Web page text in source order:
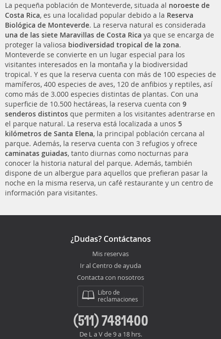
La pequeña población de Monteverde, situada al noroeste de
Costa Rica, es una localidad popular debido a la Reserva
Biológica de Monteverde. La reserva natural es considerada
una de las siete Maravillas de Costa Rica ya que se encarga de
proteger la valiosa biodiversidad tropical de la zona.
Monteverde se convierte en un lugar especial para los
visitantes interesados en la montaña y la biodiversidad
tropical. Y es que la reserva cuenta con más de 100 especies de
mamíferos, 400 especies de aves, 120 de anfibios y reptiles, así
como más de 3.000 especies distintas de plantas. Con una
superficie de 10.500 hectáreas, la reserva cuenta con 9
senderos distintos que permiten a los visitantes adentrarse en
el parque natural. La reserva está localizada a unos 5
kilómetros de Santa Elena, la principal población cercana al
parque. Además, la reserva cuenta con 3 refugios y ofrece
caminatas guiadas, tanto diurnas como nocturnas para
conocer la historia natural del parque. Además, también
dispone de un albergue para aquellos que prefieran pasar la
noche en la misma reserva, un café restaurante y un centro de
información para visitantes.
¿Dudas? Contáctanos
Mis reservas
Ir al Centro de ayuda
Contacta con nosotros
Libro de
reclamaciones
(511) 7481400
De L a V de 9 a 18 hrs.